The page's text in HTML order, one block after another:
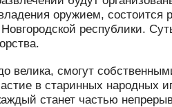
оружием, состоится
республики.
велика, смогут
в старинных народных
станет частью